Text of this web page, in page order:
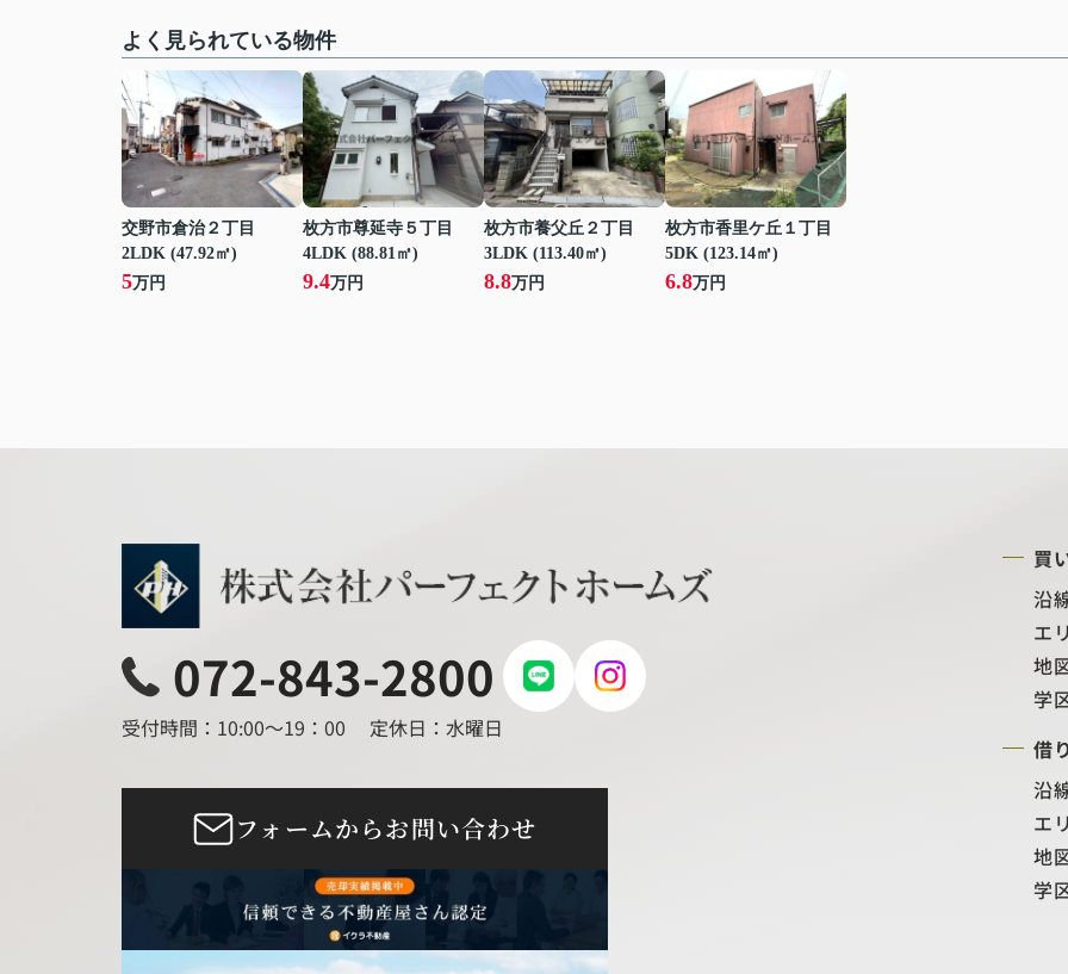
よく見られている物件
交野市倉治２丁目
2LDK (47.92㎡)
5万円
枚方市尊延寺５丁目
4LDK (88.81㎡)
9.4万円
枚方市養父丘２丁目
3LDK (113.40㎡)
8.8万円
枚方市香里ケ丘１丁目
5DK (123.14㎡)
6.8万円
072-843-2800
受付時間：10:00～19：00 定休日：水曜日
フォームからお問い合わせ
買
沿
エ
地
学
借
沿
エ
地
学